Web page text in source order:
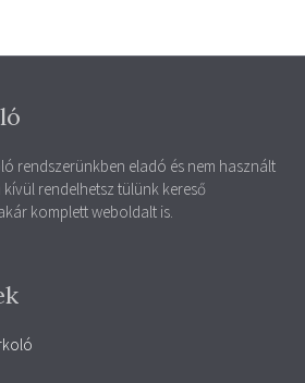
rendszerünkben eladó és nem használt
rendelhetsz tülünk kereső
komplett weboldalt is.